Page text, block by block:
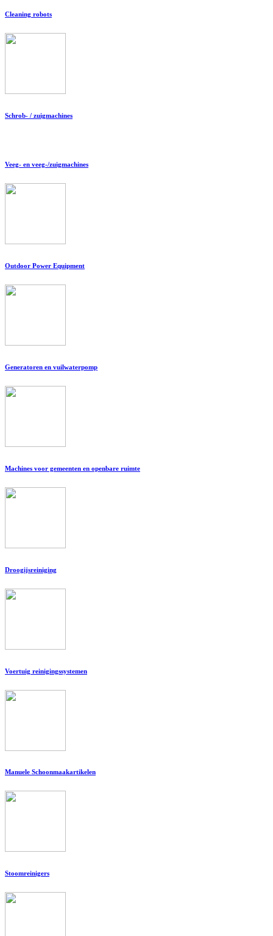
Cleaning robots
Schrob- / zuigmachines
Veeg- en veeg-/zuigmachines
Outdoor Power Equipment
Generatoren en vuilwaterpomp
Machines voor gemeenten en openbare ruimte
Droogijsreiniging
Voertuig reinigingssystemen
Manuele Schoonmaakartikelen
Stoomreinigers